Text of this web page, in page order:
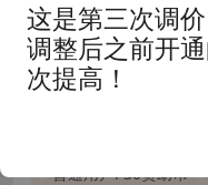
资源分类:☆角色扮演☆
发布时间: 2025-10-28
玩家评分: 8.8
游戏版本: 1.0.0
普通用户:30赞助币
这是第三次调
调整后之前开
次提高！